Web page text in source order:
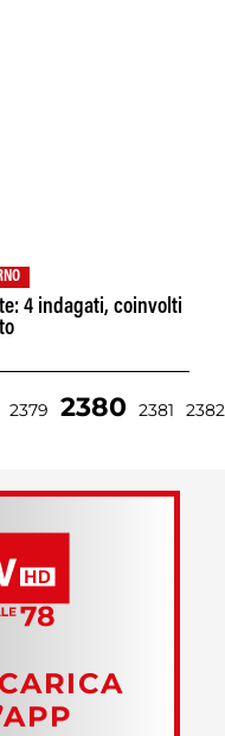
4 indagati, coinvolti
2379 2380 2381 2382